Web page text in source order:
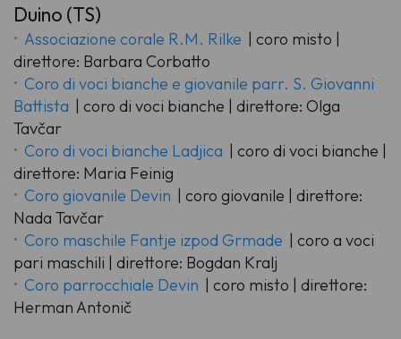
Duino (TS)
Associazione corale R.M. Rilke | coro misto |
direttore: Barbara Corbatto
Coro di voci bianche e giovanile parr. S. Giovanni
Battista | coro di voci bianche | direttore: Olga
Tavčar
Coro di voci bianche Ladjica | coro di voci bianche |
direttore: Maria Feinig
Coro giovanile Devin | coro giovanile | direttore:
Nada Tavčar
Coro maschile Fantje izpod Grmade | coro a voci
pari maschili | direttore: Bogdan Kralj
Coro parrocchiale Devin | coro misto | direttore:
Herman Antonič